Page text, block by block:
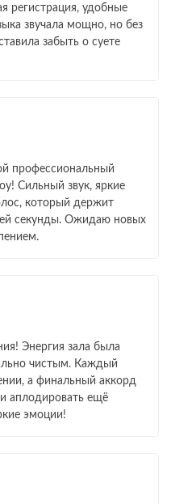
регистрация, удобные
звучала мощно, но без
забыть о суете
профессиональный
Сильный звук, яркие
который держит
секунды. Ожидаю новых
Энергия зала была
чистым. Каждый
а финальный аккорд
аплодировать ещё
эмоции!